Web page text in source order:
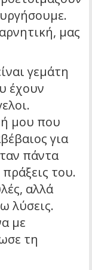
μας
γεμάτη
έχουν
μου που
για
πάντα
του.
αλλά
λύσεις.
με
τη